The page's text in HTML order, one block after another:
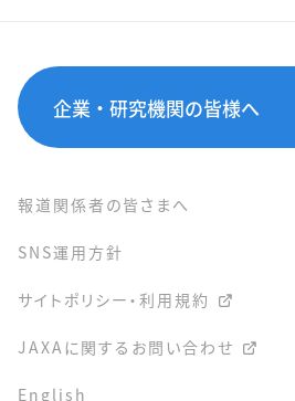
企業・研究機関の皆様へ
報道関係者の皆さまへ
SNS運用方針
サイトポリシー・利用規約
JAXAに関するお問い合わせ
English